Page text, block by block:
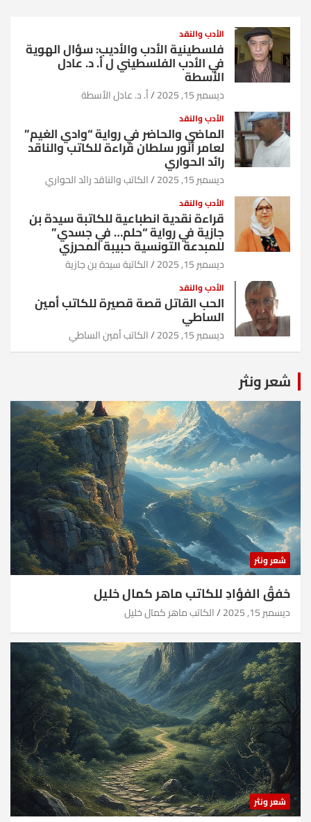
الأدب والنقد
فلسطينية الأدب والأديب: سؤال الهوية
في الأدب الفلسطيني ل أ. د. عادل
الأسطة
ديسمبر 15, 2025 أ. د. عادل الأسطة
الأدب والنقد
الماضي والحاضر في رواية “وادي الغيم”
لعامر أنور سلطان قراءة للكاتب والناقد
رائد الحواري
ديسمبر 15, 2025 الكاتب والناقد رائد الحواري
الأدب والنقد
قراءة نقدية انطباعية للكاتبة سيدة بن
جازية في رواية “حلم… في جسدي”
للمبدعة التونسية حبيبة المحرزي
ديسمبر 15, 2025 الكاتبة سيدة بن جازية
الأدب والنقد
الحب القاتل قصة قصيرة للكاتب أمين
الساطي
ديسمبر 15, 2025 الكاتب أمين الساطي
شعر ونثر
شعر ونثر
خفقُ الفؤادِ للكاتب ماهر كمال خليل
ديسمبر 15, 2025 الكاتب ماهر كمال خليل
شعر ونثر